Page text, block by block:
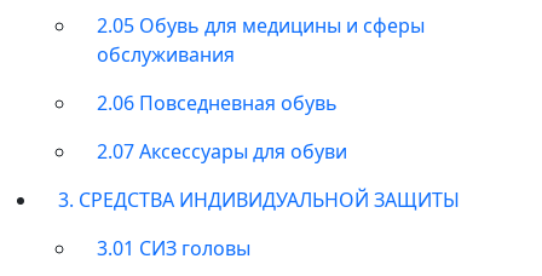
2.05 Обувь для медицины и сферы
обслуживания
2.06 Повседневная обувь
2.07 Аксессуары для обуви
3. СРЕДСТВА ИНДИВИДУАЛЬНОЙ ЗАЩИТЫ
3.01 СИЗ головы